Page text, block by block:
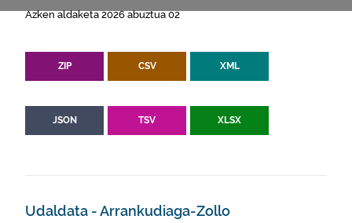
Azken aldaketa 2026 abuztua 02
ZIP CSV XML
JSON TSV XLSX
Udaldata - Arrankudiaga-Zollo